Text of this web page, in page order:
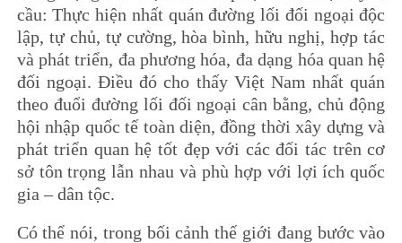
cầu: Thực hiện nhất quán đường lối đối ngoại độc
lập, tự chủ, tự cường, hòa bình, hữu nghị, hợp tác
và phát triển, đa phương hóa, đa dạng hóa quan hệ
đối ngoại. Điều đó cho thấy Việt Nam nhất quán
theo đuổi đường lối đối ngoại cân bằng, chủ động
hội nhập quốc tế toàn diện, đồng thời xây dựng và
phát triển quan hệ tốt đẹp với các đối tác trên cơ
sở tôn trọng lẫn nhau và phù hợp với lợi ích quốc
gia – dân tộc.
Có thể nói, trong bối cảnh thế giới đang bước vào